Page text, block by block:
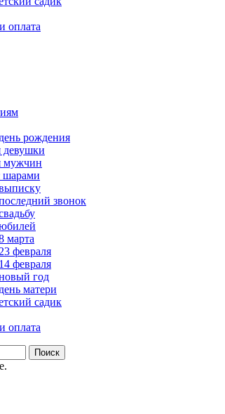
оплата
рождения
мужчин
шарами
звонок
марта
февраля
февраля
год
матери
садик
оплата
Поиск